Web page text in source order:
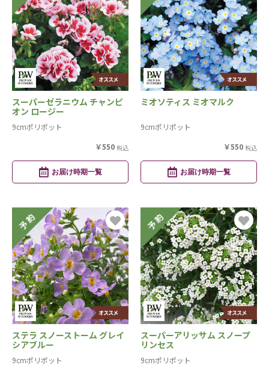
スーパーゼラニウム チャンピ
オン ロージー
9cmポリポット
￥550 税込
お届け時期一覧
ミオソティス ミオマルク
9cmポリポット
￥550 税込
お届け時期一覧
ステラ スノーストーム グレイ
シアブルー
9cmポリポット
スーパーアリッサム スノープ
リンセス
9cmポリポット